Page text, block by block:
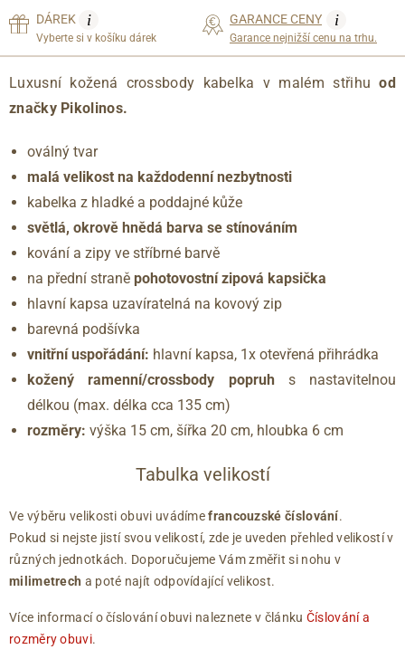
DÁREK i
Vyberte si v košíku dárek
GARANCE CENY i
Garance nejnižší cenu na trhu.
Luxusní kožená crossbody kabelka v malém střihuod
značky Pikolinos.
oválný tvar
malá velikost na každodenní nezbytnosti
kabelka z hladké a poddajné kůže
světlá, okrově hnědá barva se stínováním
kování a zipy ve stříbrné barvě
na přední straně pohotovostní zipová kapsička
hlavní kapsa uzavíratelná na kovový zip
barevná podšívka
vnitřní uspořádání: hlavní kapsa, 1x otevřená přihrádka
kožený ramenní/crossbody popruhs nastavitelnou
délkou (max. délka cca 135 cm)
rozměry: výška 15 cm, šířka 20 cm, hloubka 6 cm
Tabulka velikostí
Ve výběru velikosti obuvi uvádímefrancouzské číslování.
Pokud si nejste jistí svou velikostí, zde je uveden přehled velikostí v
různých jednotkách. Doporučujeme Vám změřit si nohu v
milimetrech a poté najít odpovídající velikost.
Více informací o číslování obuvi naleznete v článku Číslování a
rozměry obuvi.